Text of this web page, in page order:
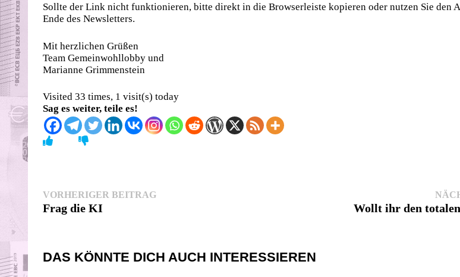
Sollte der Link nicht funktionieren, bitte direkt in die Browserleiste kopieren oder nutzen Sie den
Ende des Newsletters.
Mit herzlichen Grüßen
Team Gemeinwohllobby und
Marianne Grimmenstein
Visited 33 times, 1 visit(s) today
Sag es weiter, teile es!
Beitragsnavigation
VORHERIGER BEITRAGVorheriger
Frag die KI Wollt ihr den
DAS KÖNNTE DICH AUCH INTERESSIEREN